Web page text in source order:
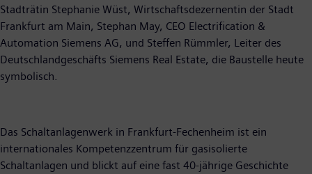
Stadträtin Stephanie Wüst, Wirtschaftsdezernentin der Stadt
Frankfurt am Main, Stephan May, CEO Electrification &
Automation Siemens AG, und Steffen Rümmler, Leiter des
Deutschlandgeschäfts Siemens Real Estate, die Baustelle heute
symbolisch.
Das Schaltanlagenwerk in Frankfurt-Fechenheim ist ein
internationales Kompetenzzentrum für gasisolierte
Schaltanlagen und blickt auf eine fast 40-jährige Geschichte